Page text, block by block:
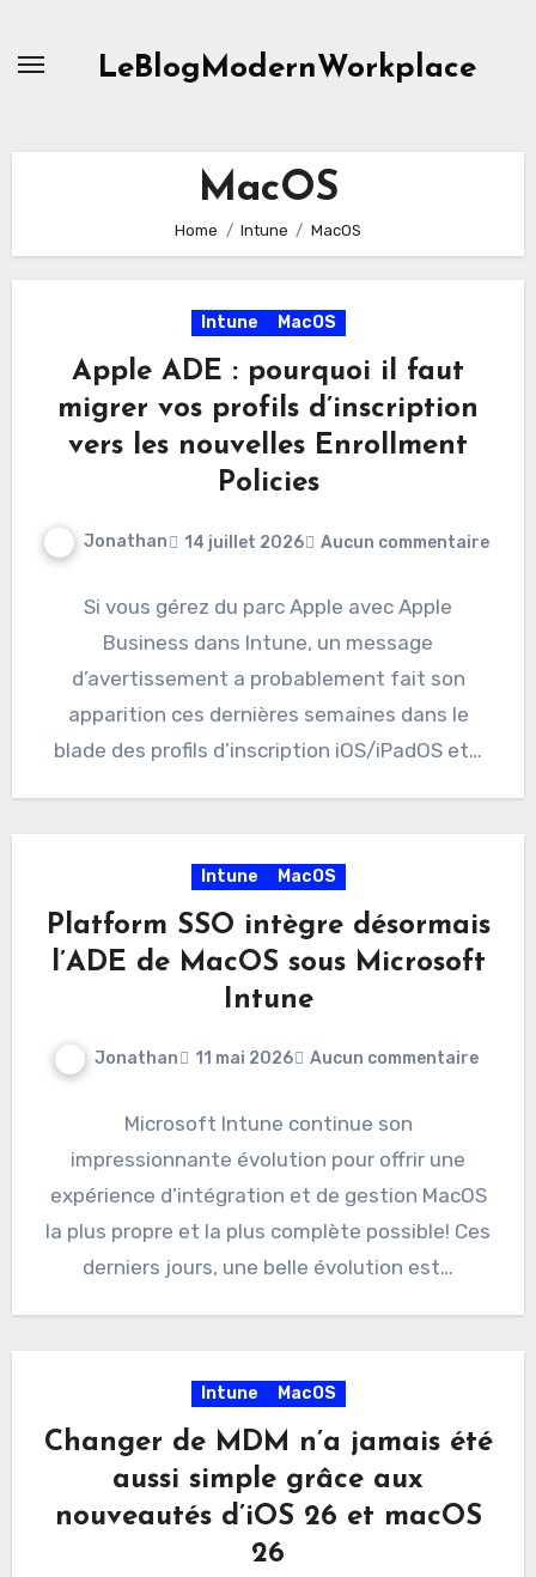
LeBlogModernWorkplace
MacOS
Home Intune MacOS
Intune MacOS
Apple ADE : pourquoi il faut
migrer vos profils d’inscription
vers les nouvelles Enrollment
Policies
Jonathan 14 juillet 2026 Aucun commentaire
Si vous gérez du parc Apple avec Apple
Business dans Intune, un message
d’avertissement a probablement fait son
apparition ces dernières semaines dans le
blade des profils d’inscription iOS/iPadOS et…
Intune MacOS
Platform SSO intègre désormais
l’ADE de MacOS sous Microsoft
Intune
Jonathan 11 mai 2026 Aucun commentaire
Microsoft Intune continue son
impressionnante évolution pour offrir une
expérience d’intégration et de gestion MacOS
la plus propre et la plus complète possible! Ces
derniers jours, une belle évolution est…
Intune MacOS
Changer de MDM n’a jamais été
aussi simple grâce aux
nouveautés d’iOS 26 et macOS
26